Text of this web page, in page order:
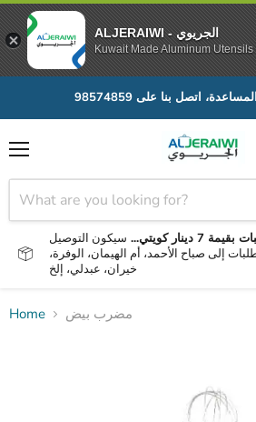
اتصل بنا على 98574859
كويتي...
سيكون التوصيل
إلى صباح الأحمد، أم الهيمان، الوفرة،
خيران، عبدلي، إلخ
Home مضرب بيض
ALJERAIWI - الجريوي
Kuwait Made Aluminum Utensils